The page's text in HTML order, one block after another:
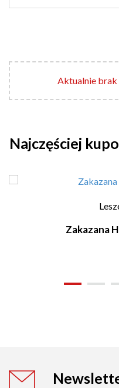
Aktualnie brak
Najczęściej
Zakazana